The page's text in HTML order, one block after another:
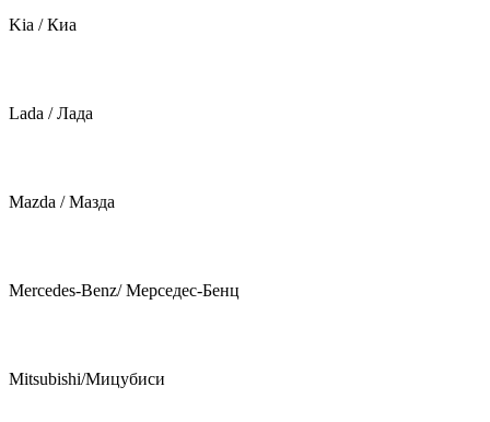
Kia / Киа
Lada / Лада
Mazda / Мазда
Mercedes-Benz/ Мерседес-Бенц
Mitsubishi/Мицубиси